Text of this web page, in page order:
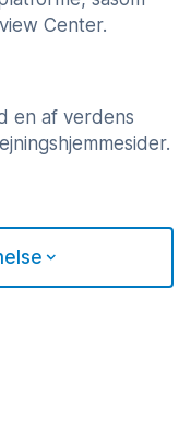
Center.
en af verdens